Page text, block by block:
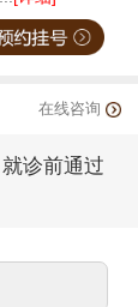
在线咨询
诊前通过